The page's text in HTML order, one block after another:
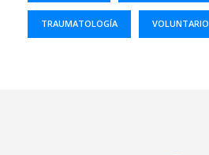
TRAUMATOLOGÍA VOLUNTARIO